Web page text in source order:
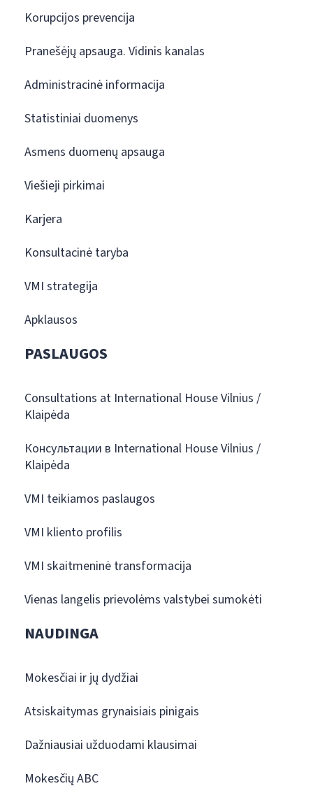
Korupcijos prevencija
Pranešėjų apsauga. Vidinis kanalas
Administracinė informacija
Statistiniai duomenys
Asmens duomenų apsauga
Viešieji pirkimai
Karjera
Konsultacinė taryba
VMI strategija
Apklausos
PASLAUGOS
Consultations at International House Vilnius /
Klaipėda
Консультации в International House Vilnius /
Klaipėda
VMI teikiamos paslaugos
VMI kliento profilis
VMI skaitmeninė transformacija
Vienas langelis prievolėms valstybei sumokėti
NAUDINGA
Mokesčiai ir jų dydžiai
Atsiskaitymas grynaisiais pinigais
Dažniausiai užduodami klausimai
Mokesčių ABC